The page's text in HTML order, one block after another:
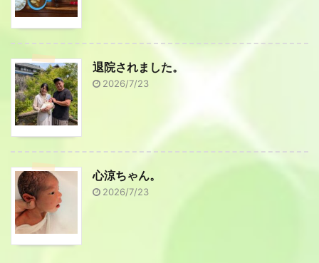
退院されました。
2026/7/23
心涼ちゃん。
2026/7/23